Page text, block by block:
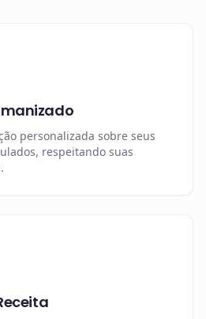
personalizada sobre seus
respeitando suas